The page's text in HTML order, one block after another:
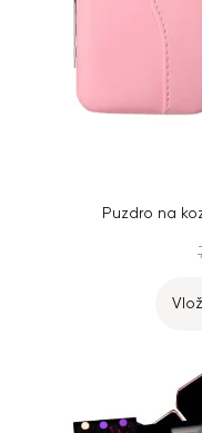
Puzdro na